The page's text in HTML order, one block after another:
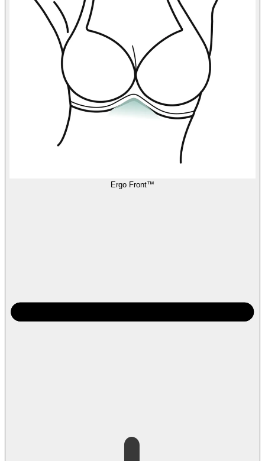
Ergo Front™